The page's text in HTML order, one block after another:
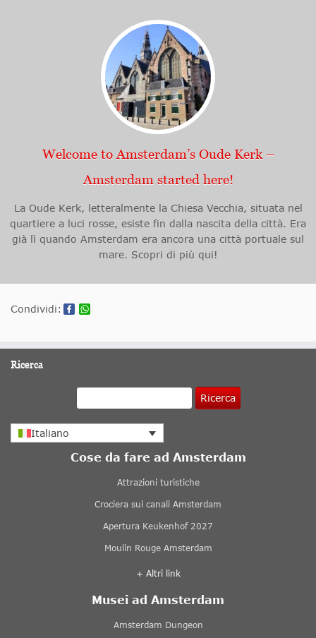
Welcome to Amsterdam’s Oude Kerk –
Amsterdam started here!
La Oude Kerk, letteralmente la Chiesa Vecchia, situata nel
quartiere a luci rosse, esiste fin dalla nascita della città. Era
già lì quando Amsterdam era ancora una città portuale sul
mare. Scopri di più qui!
Condividi:
Ricerca
Ricerca
Italiano
Cose da fare ad Amsterdam
Attrazioni turistiche
Crociera sui canali Amsterdam
Apertura Keukenhof 2027
Moulin Rouge Amsterdam
+ Altri link
Musei ad Amsterdam
Amsterdam Dungeon